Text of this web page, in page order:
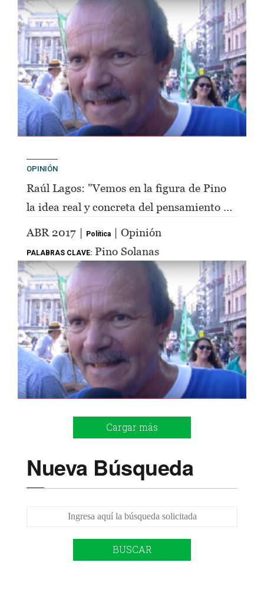
OPINIÓN
Raúl Lagos: "Vemos en la figura de Pino
la idea real y concreta del pensamiento de
Perón"
ABR 2017 | Política | Opinión
PALABRAS CLAVE: Pino Solanas
Cargar más
Nueva Búsqueda
BUSCAR